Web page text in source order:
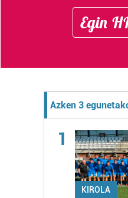
Egin
Azken 3
1
KIROLA